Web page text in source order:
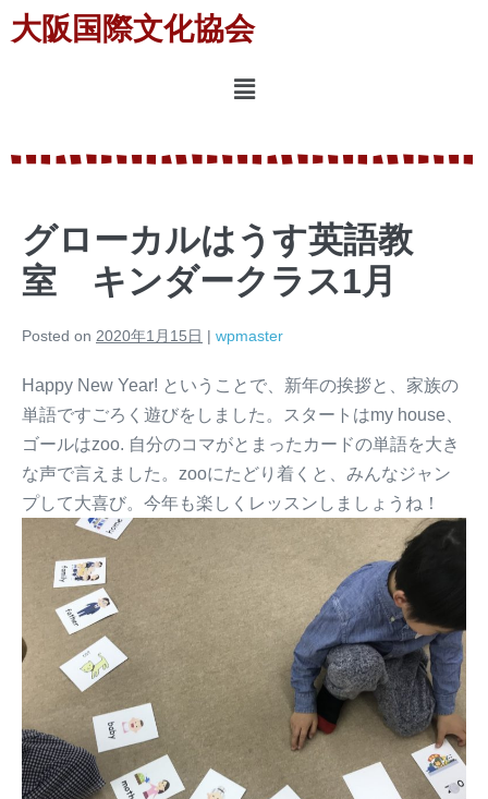
大阪国際文化協会
グローカルはうす英語教
室 キンダークラス1月
Posted on 2020年1月15日 | wpmaster
Happy New Year! ということで、新年の挨拶と、家族の
単語ですごろく遊びをしました。スタートはmy house、
ゴールはzoo. 自分のコマがとまったカードの単語を大き
な声で言えました。zooにたどり着くと、みんなジャン
プして大喜び。今年も楽しくレッスンしましょうね！